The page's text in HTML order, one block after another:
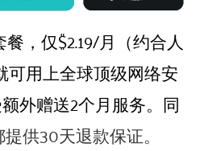
，仅$2.19/月（约合人
可用上全球顶级网络安
外赠送2个月服务。同
供30天退款保证。